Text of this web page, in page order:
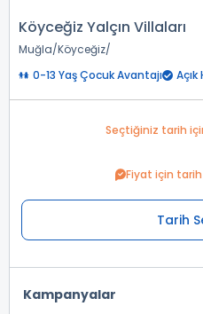
Köyceğiz Yalçın Villaları
Muğla Köyceğiz
0-13 Yaş Çocuk Avantajı
Açık
Seçtiğiniz tarih
Fiyat için
Tarih
Kampanyalar